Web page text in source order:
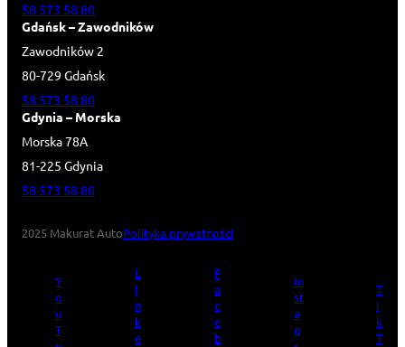
58 573 58 80
Gdańsk – Zawodników
Zawodników 2
80-729 Gdańsk
58 573 58 80
Gdynia – Morska
Morska 78A
81-225 Gdynia
58 573 58 80
2025 Makurat AutoPolityka prywatności
Y
o
u
T
L
i
n
k
e
F
a
c
e
b
In
st
a
g
T
i
k
T